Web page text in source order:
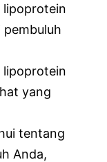
lipoprotein
pembuluh
lipoprotein
yang
tentang
Anda,